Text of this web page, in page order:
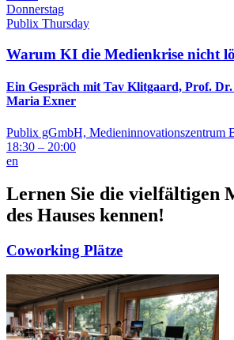
Donnerstag
Publix Thursday
Warum KI die Medienkrise nicht
Ein Gespräch mit Tav Klitgaard, Prof.
Maria Exner
Publix gGmbH, Medieninnovationszentrum
18:30 – 20:00
en
Lernen Sie die vielfältigen
des Hauses kennen!
Co­working Plätze